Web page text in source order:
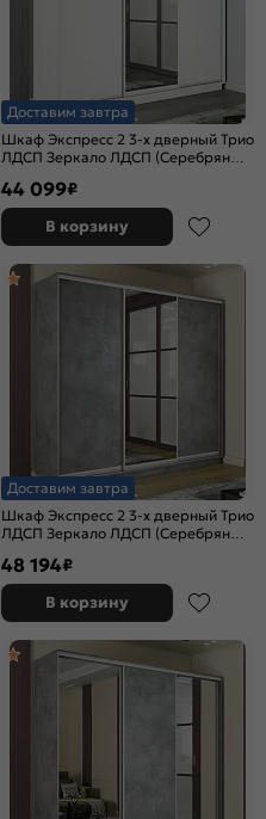
Доставим завтра
Шкаф Экспресс 2 3-х дверный Трио
ЛДСП Зеркало ЛДСП (Серебряный
1800x2200x600
44 099₽
В корзину
Доставим завтра
Шкаф Экспресс 2 3-х дверный Трио
ЛДСП Зеркало ЛДСП (Серебряный
48 194₽
В корзину